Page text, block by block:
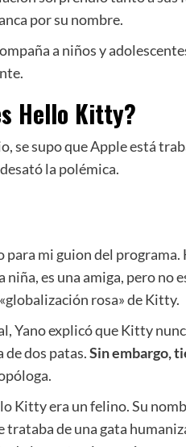
por su nombre.
a niños y
Hello Kitty?
se supo que Apple está
la polémica.
para mi guion del
es una amiga, pero no
rosa» de Kitty.
Yano explicó que Kitty
de dos patas.Sin embargo,
Kitty era un felino. Su
trataba de una gata